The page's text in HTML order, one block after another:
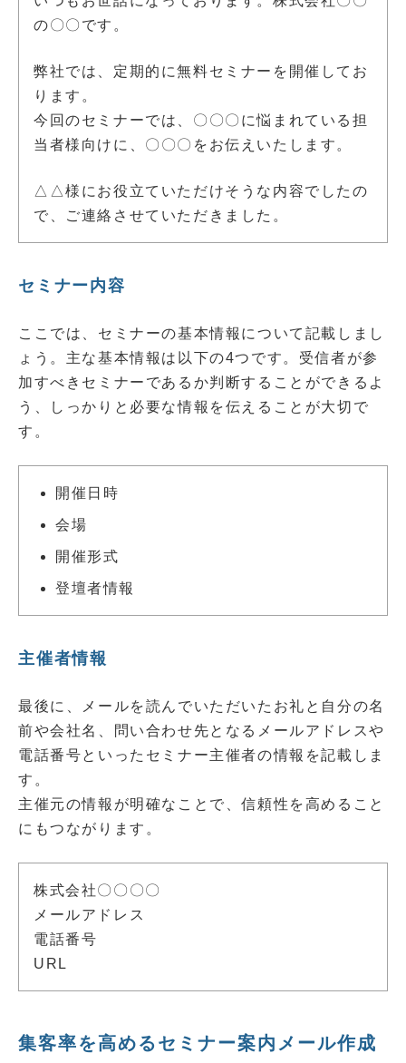
の〇〇です。
弊社では、定期的に無料セミナーを開催してお
ります。
今回のセミナーでは、〇〇〇に悩まれている担
当者様向けに、〇〇〇をお伝えいたします。
△△様にお役立ていただけそうな内容でしたの
で、ご連絡させていただきました。
セミナー内容
ここでは、セミナーの基本情報について記載しまし
ょう。主な基本情報は以下の4つです。受信者が参
加すべきセミナーであるか判断することができるよ
う、しっかりと必要な情報を伝えることが大切で
す。
開催日時
会場
開催形式
登壇者情報
主催者情報
最後に、メールを読んでいただいたお礼と自分の名
前や会社名、問い合わせ先となるメールアドレスや
電話番号といったセミナー主催者の情報を記載しま
す。
主催元の情報が明確なことで、信頼性を高めること
にもつながります。
株式会社〇〇〇〇
メールアドレス
電話番号
URL
集客率を高めるセミナー案内メール作成